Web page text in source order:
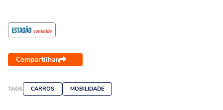
Compartilhar
TAGS CARROS MOBILIDADE